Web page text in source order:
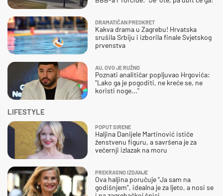
DRAMATIČAN PREOKRET
Kakva drama u Zagrebu! Hrvatska
srušila Srbiju i izborila finale Svjetskog
prvenstva
AU, OVO JE RUŽNO
Poznati analitičar popljuvao Hrgovića:
"Lako ga je pogoditi, ne kreće se, ne
koristi noge..."
LIFESTYLE
POPUT SIRENE
Haljina Danijele Martinović ističe
ženstvenu figuru, a savršena je za
večernji izlazak na moru
PREKRASNO IZDANJE
Ova haljina poručuje “Ja sam na
godišnjem”, idealna je za ljeto, a nosi se